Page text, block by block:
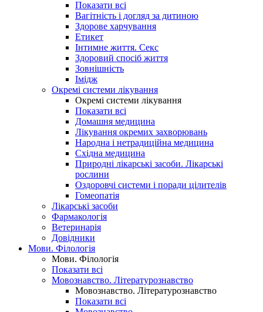
Показати всі
Вагітність і догляд за дитиною
Здорове харчування
Етикет
Інтимне життя. Секс
Здоровий спосіб життя
Зовнішність
Імідж
Окремі системи лікування
Окремі системи лікування
Показати всі
Домашня медицина
Лікування окремих захворювань
Народна і нетрадиційна медицина
Східна медицина
Природні лікарські засоби. Лікарські
рослини
Оздоровчі системи і поради цілителів
Гомеопатія
Лікарські засоби
Фармакологія
Ветеринарія
Довідники
Мови. Філологія
Мови. Філологія
Показати всі
Мовознавство. Літературознавство
Мовознавство. Літературознавство
Показати всі